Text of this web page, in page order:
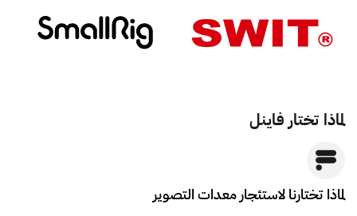
لماذا تختار فاينل
لماذا تختارنا لاستئجار معدات التصوير